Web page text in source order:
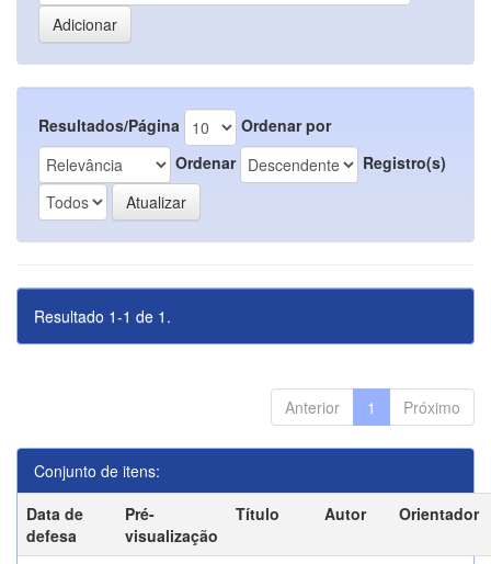
Resultados/Página
Ordenar por
Ordenar
Registro(s)
Resultado 1-1 de 1.
Anterior 1 Próximo
Conjunto de itens:
Data de
defesa
Pré-
visualização
Título Autor Orientador